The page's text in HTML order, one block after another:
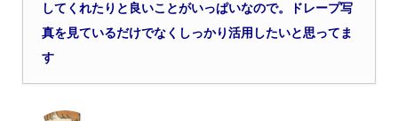
してくれたりと良いことがいっぱいなので。ドレープ写
真を見ているだけでなくしっかり活用したいと思ってま
す